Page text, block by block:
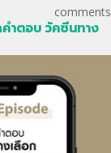
comments
คำตอบ วัคซีนทาง